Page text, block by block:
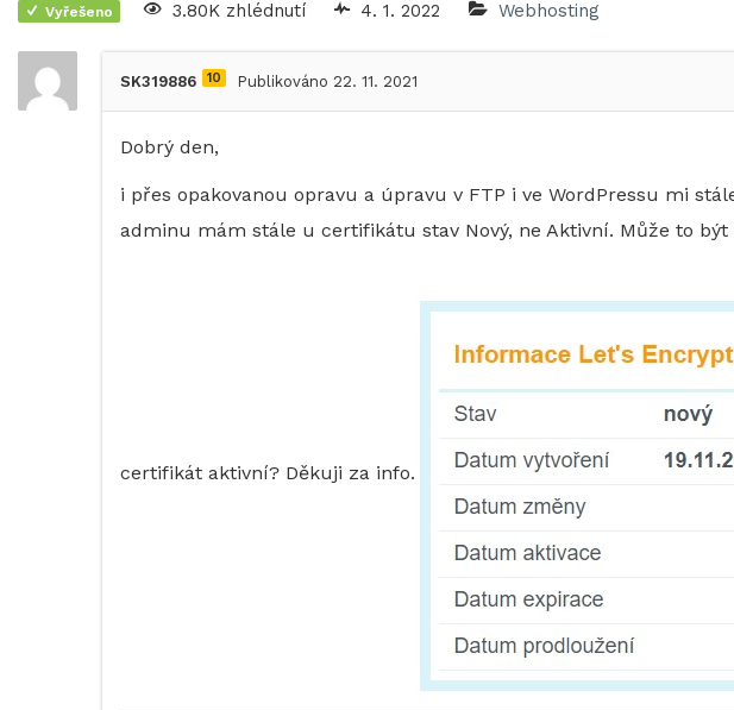
Vyřešeno 3.80K zhlédnutí 4. 1. 2022 Webhosting
SK319886 10 Publikováno 22. 11. 2021
Dobrý den,
i přes opakovanou opravu a úpravu v FTP i ve WordPressu mi
adminu mám stále u certifikátu stav Nový, ne Aktivní. Může to
certifikát aktivní? Děkuji za info.